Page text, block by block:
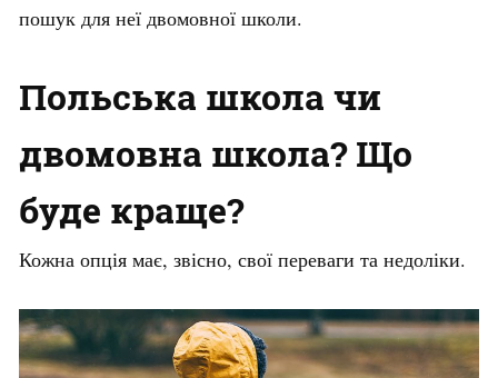
пошук для неї двомовної школи.
Польська школа чи
двомовна школа? Що
буде краще?
Кожна опція має, звісно, свої переваги та недоліки.